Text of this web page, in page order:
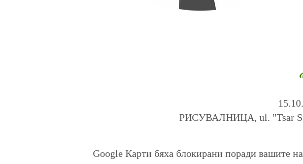
РИСУВАЛНИЦА, ul. "Tsar
Google Карти бяха блокирани поради вашите